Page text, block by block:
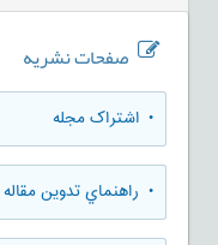
صفحات نشریه
• اشتراک مجله
• راهنماي تدوين مقاله